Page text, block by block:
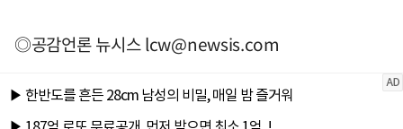
◎공감언론 뉴시스lcw@newsis.com